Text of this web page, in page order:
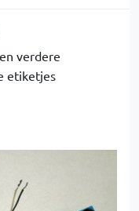
verdere
etiketjes